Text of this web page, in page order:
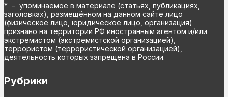
* – упоминаемое в материале (статьях, публикациях,
заголовках), размещённом на данном сайте лицо
(физическое лицо, юридическое лицо, организация)
признано на территории РФ иностранным агентом и/или
экстремистом (экстремистской организацией),
террористом (террористической организацией),
деятельность которых запрещена в России.
Рубрики